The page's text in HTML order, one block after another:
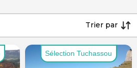
Trier par
Sélection Tuchassou